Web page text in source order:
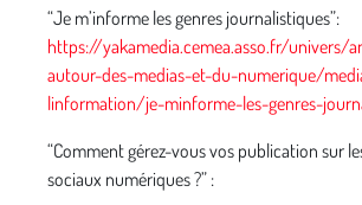
“Je m’informe les genres journalistiques”:
https://yakamedia.cemea.asso.fr/univers/
autour-des-medias-et-du-numerique/
linformation/je-minforme-les-genres-
“Comment gérez-vous vos publication sur
sociaux numériques ?” :